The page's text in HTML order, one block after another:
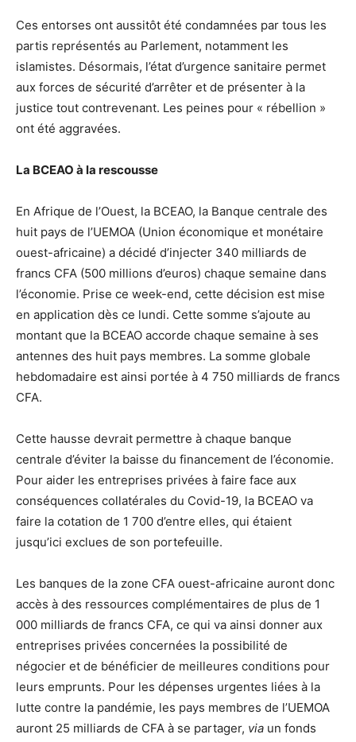
Ces entorses ont aussitôt été condamnées par tous les
partis représentés au Parlement, notamment les
islamistes. Désormais, l’état d’urgence sanitaire permet
aux forces de sécurité d’arrêter et de présenter à la
justice tout contrevenant. Les peines pour « rébellion »
ont été aggravées.
La BCEAO à la rescousse
En Afrique de l’Ouest, la BCEAO, la Banque centrale des
huit pays de l’UEMOA (Union économique et monétaire
ouest-africaine) a décidé d’injecter 340 milliards de
francs CFA (500 millions d’euros) chaque semaine dans
l’économie. Prise ce week-end, cette décision est mise
en application dès ce lundi. Cette somme s’ajoute au
montant que la BCEAO accorde chaque semaine à ses
antennes des huit pays membres. La somme globale
hebdomadaire est ainsi portée à 4 750 milliards de francs
CFA.
Cette hausse devrait permettre à chaque banque
centrale d’éviter la baisse du financement de l’économie.
Pour aider les entreprises privées à faire face aux
conséquences collatérales du Covid-19, la BCEAO va
faire la cotation de 1 700 d’entre elles, qui étaient
jusqu’ici exclues de son portefeuille.
Les banques de la zone CFA ouest-africaine auront donc
accès à des ressources complémentaires de plus de 1
000 milliards de francs CFA, ce qui va ainsi donner aux
entreprises privées concernées la possibilité de
négocier et de bénéficier de meilleures conditions pour
leurs emprunts. Pour les dépenses urgentes liées à la
lutte contre la pandémie, les pays membres de l’UEMOA
auront 25 milliards de CFA à se partager, via un fonds